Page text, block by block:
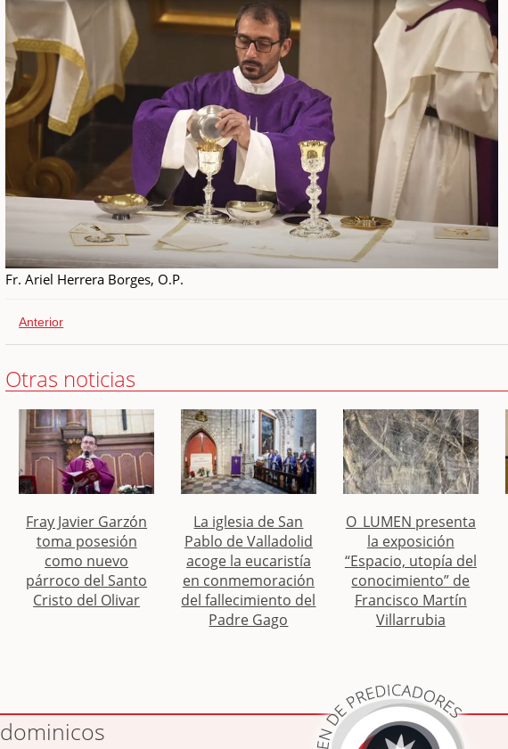
Fr. Ariel Herrera Borges, O.P.
Anterior
Otras noticias
Fray Javier Garzón
toma posesión
como nuevo
párroco del Santo
Cristo del Olivar
La iglesia de San
Pablo de Valladolid
acoge la eucaristía
en conmemoración
del fallecimiento del
Padre Gago
O_LUMEN presenta
la exposición
“Espacio, utopía del
conocimiento” de
Francisco Martín
Villarrubia
dominicos